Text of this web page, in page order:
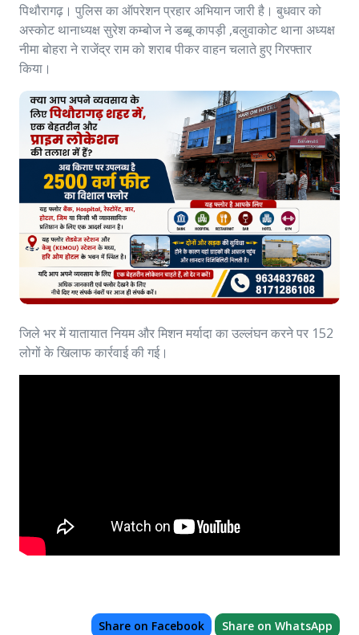
पिथौरागढ़। पुलिस का ऑपरेशन प्रहार अभियान जारी है। बुधवार को
अस्कोट थानाध्यक्ष सुरेश कम्बोज ने डब्बू कापड़ी ,बलुवाकोट थाना अध्यक्ष
नीमा बोहरा ने राजेंद्र राम को शराब पीकर वाहन चलाते हुए गिरफ्तार
किया।
जिले भर में यातायात नियम और मिशन मर्यादा का उल्लंघन करने पर 152
लोगों के खिलाफ कार्रवाई की गई।
Share on Facebook Share on WhatsApp